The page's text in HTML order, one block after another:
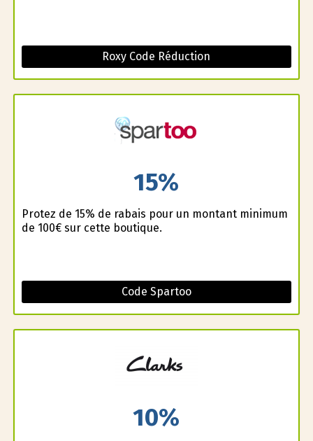
Roxy Code Réduction
15%
Profitez de 15% de rabais pour un montant minimum
de 100€ sur cette boutique.
Code Spartoo
10%